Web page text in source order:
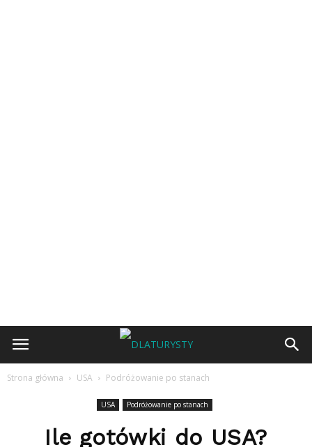
Strona główna USA Podróżowanie po stanach
USA Podróżowanie po stanach
Ile gotówki do USA?